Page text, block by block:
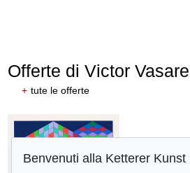
Offerte di Victor
+ tute le offerte
Benvenuti alla Ketterer Kunst